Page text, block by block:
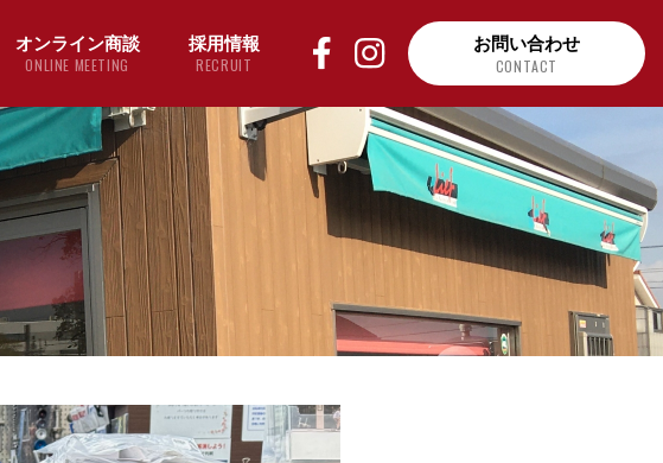
オンライン商談
ONLINE MEETING
採用情報
RECRUIT
お問い合わせ
CONTACT